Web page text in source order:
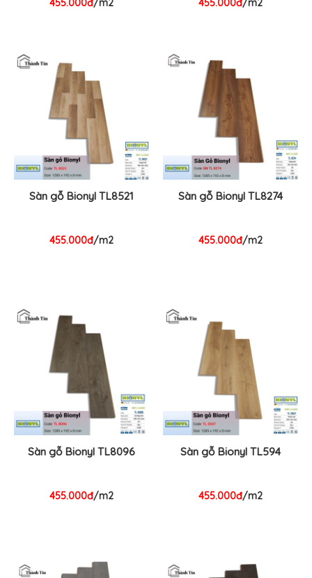
455.000đ/m2 455.000đ/m2
Sàn gỗ Bionyl TL8521
455.000đ/m2
Sàn gỗ Bionyl TL8274
455.000đ/m2
Sàn gỗ Bionyl TL8096
455.000đ/m2
Sàn gỗ Bionyl TL594
455.000đ/m2